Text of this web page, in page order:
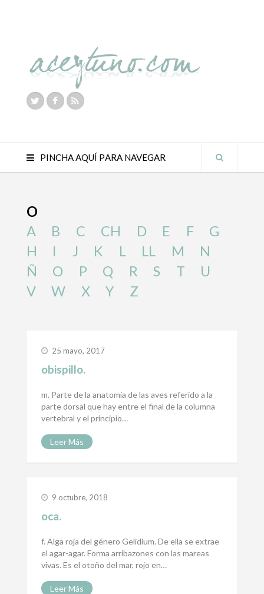
PINCHA AQUÍ PARA NAVEGAR
O
A B C CH D E F
G
H
I J K L LL M
N
Ñ
O P Q R S T
U
V
W X Y Z
25 mayo, 2017
obispillo.
m. Parte de la anatomía de las aves referido a la
parte dorsal que hay entre el final de la columna
vertebral y el principio…
Leer Más
9 octubre, 2018
oca.
f. Alga roja del género Gelidium. De ella se extrae
el agar-agar. Forma arribazones con las mareas
vivas. Es el otoño del mar, rojo en…
Leer Más